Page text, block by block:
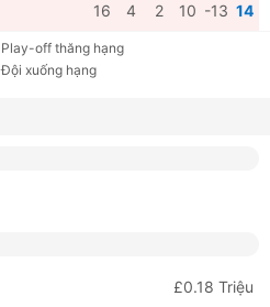
16 4 2 10 -13 14
Play-off thăng hạng
Đội xuống hạng
£0.18 Triệu